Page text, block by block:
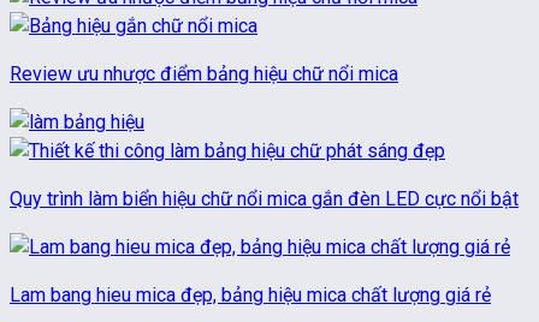
Review ưu nhược điểm bảng hiệu chữ nổi mica
Quy trình làm biển hiệu chữ nổi mica gắn đèn LED cực nổi bật
Lam bang hieu mica đẹp, bảng hiệu mica chất lượng giá rẻ